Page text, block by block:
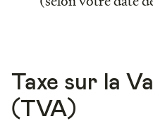
Taxe sur la
(TVA)